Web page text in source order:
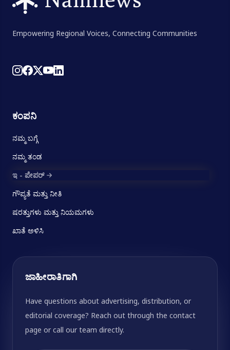
Empowering Regional Voices, Connecting Communities
ಕಂಪನಿ
ನಮ್ಮ ಬಗ್ಗೆ
ನಮ್ಮ ತಂಡ
ಇ - ಪೇಪರ್
ಗೌಪ್ಯತೆ ಮತ್ತು ನೀತಿ
ಷರತ್ತುಗಳು ಮತ್ತು ನಿಯಮಗಳು
ಖಾತೆ ಅಳಿಸಿ
ಜಾಹೀರಾತಿಗಾಗಿ
Have questions about advertising, distribution, or
editorial coverage? Reach out through the contact
page or call our team directly.